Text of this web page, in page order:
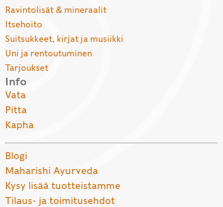
Ravintolisät & mineraalit
Itsehoito
Suitsukkeet, kirjat ja musiikki
Uni ja rentoutuminen
Tarjoukset
Info
Vata
Pitta
Kapha
Blogi
Maharishi Ayurveda
Kysy lisää tuotteistamme
Tilaus- ja toimitusehdot